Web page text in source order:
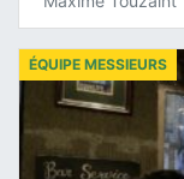
ÉQUIPE MESSIEURS